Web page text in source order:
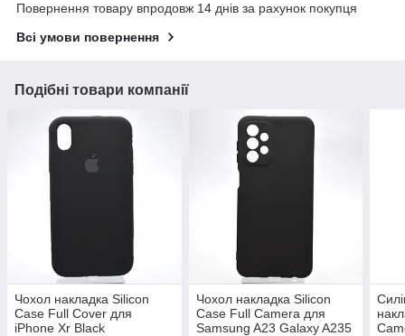
Повернення товару впродовж 14 днів за рахунок покупця
Всі умови повернення
Подібні товари компанії
Чохол накладка Silicon
Case Full Cover для
iPhone Xr Black
Чохол накладка Silicon
Case Full Camera для
Samsung A23 Galaxy A235